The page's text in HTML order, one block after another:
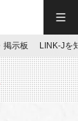
掲示板 LINK-Jを